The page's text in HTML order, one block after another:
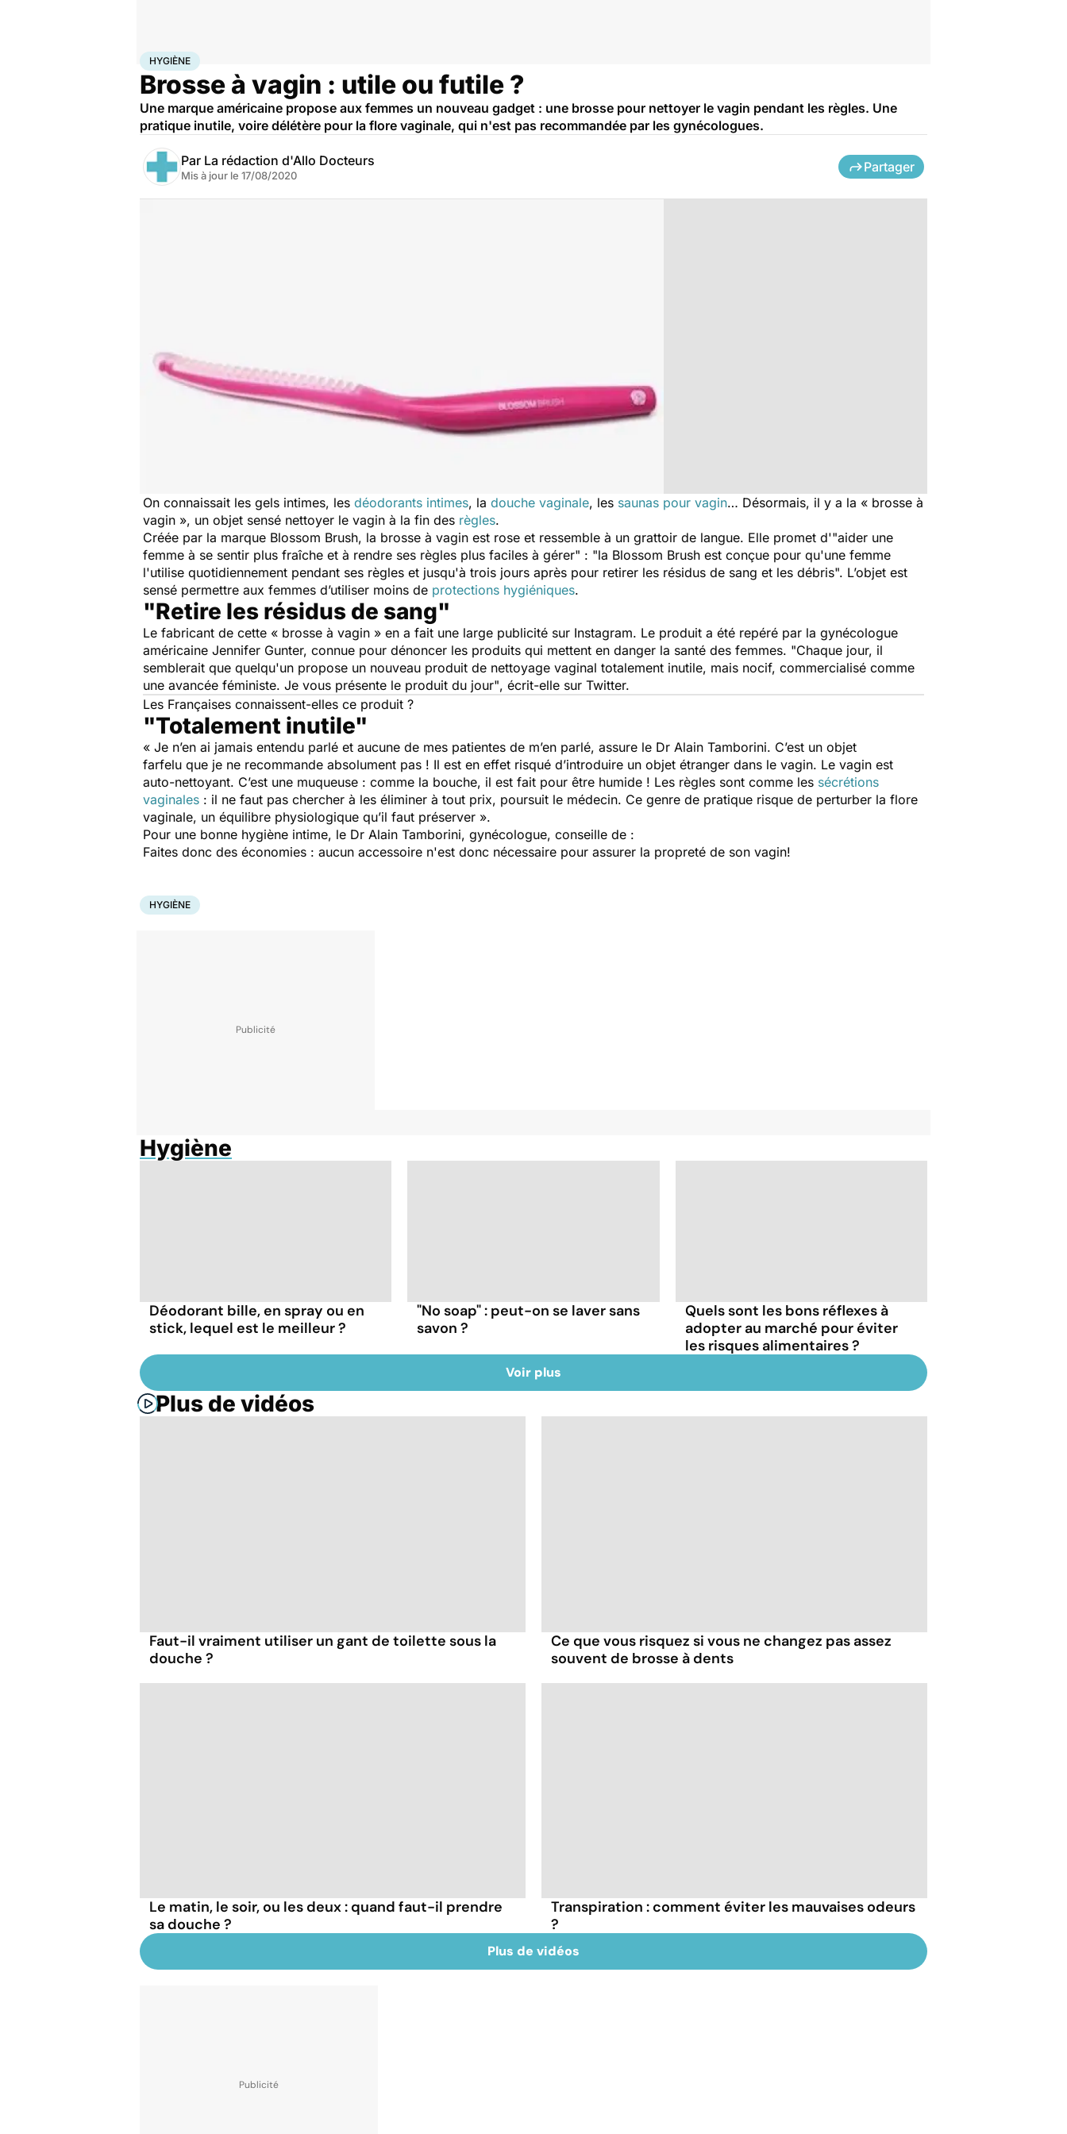
AccueilSantéHygiène
HYGIÈNE
Brosse à vagin : utile ou futile ?
Une marque américaine propose aux femmes un nouveau gadget : une brosse pour nettoyer le vagin pendant les règles. Une
pratique inutile, voire délétère pour la flore vaginale, qui n'est pas recommandée par les gynécologues.
Par La rédaction d'Allo Docteurs
Mis à jour le 17/08/2020
Partager
On connaissait les gels intimes, les déodorants intimes, la douche vaginale, les saunas pour vagin… Désormais, il y a la « brosse à
vagin », un objet sensé nettoyer le vagin à la fin des règles.
Créée par la marque Blossom Brush, la brosse à vagin est rose et ressemble à un grattoir de langue. Elle promet d'"aider une
femme à se sentir plus fraîche et à rendre ses règles plus faciles à gérer" : "la Blossom Brush est conçue pour qu'une femme
l'utilise quotidiennement pendant ses règles et jusqu'à trois jours après pour retirer les résidus de sang et les débris". L’objet est
sensé permettre aux femmes d’utiliser moins de protections hygiéniques.
"Retire les résidus de sang"
Le fabricant de cette « brosse à vagin » en a fait une large publicité sur Instagram. Le produit a été repéré par la gynécologue
américaine Jennifer Gunter, connue pour dénoncer les produits qui mettent en danger la santé des femmes. "Chaque jour, il
semblerait que quelqu'un propose un nouveau produit de nettoyage vaginal totalement inutile, mais nocif, commercialisé comme
une avancée féministe. Je vous présente le produit du jour", écrit-elle sur Twitter.
Les Françaises connaissent-elles ce produit ?
"Totalement inutile"
« Je n’en ai jamais entendu parlé et aucune de mes patientes de m’en parlé, assure le Dr Alain Tamborini. C’est un objet
farfelu que je ne recommande absolument pas ! Il est en effet risqué d’introduire un objet étranger dans le vagin. Le vagin est
auto-nettoyant. C’est une muqueuse : comme la bouche, il est fait pour être humide ! Les règles sont comme les sécrétions
vaginales : il ne faut pas chercher à les éliminer à tout prix, poursuit le médecin. Ce genre de pratique risque de perturber la flore
vaginale, un équilibre physiologique qu’il faut préserver ».
Pour une bonne hygiène intime, le Dr Alain Tamborini, gynécologue, conseille de :
Faites donc des économies : aucun accessoire n'est donc nécessaire pour assurer la propreté de son vagin!
HYGIÈNE
Hygiène
Déodorant bille, en spray ou en
stick, lequel est le meilleur ?
"No soap" : peut-on se laver sans
savon ?
Quels sont les bons réflexes à
adopter au marché pour éviter
les risques alimentaires ?
Voir plus
Plus de vidéos
Faut-il vraiment utiliser un gant de toilette sous la
douche ?
Ce que vous risquez si vous ne changez pas assez
souvent de brosse à dents
Le matin, le soir, ou les deux : quand faut-il prendre
sa douche ?
Transpiration : comment éviter les mauvaises odeurs
?
Plus de vidéos